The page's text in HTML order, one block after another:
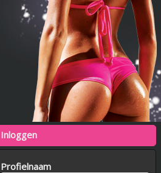
Inloggen
Profielnaam